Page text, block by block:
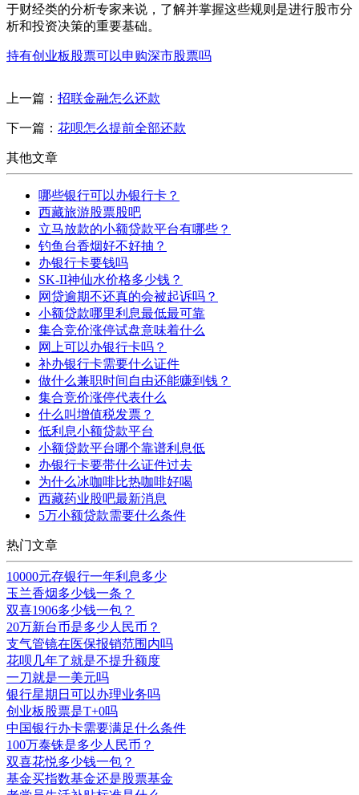
于财经类的分析专家来说，了解并掌握这些规则是进行股市分
析和投资决策的重要基础。
持有创业板股票可以申购深市股票吗
上一篇： 招联金融怎么还款
下一篇： 花呗怎么提前全部还款
其他文章
哪些银行可以办银行卡？
西藏旅游股票股吧
立马放款的小额贷款平台有哪些？
钓鱼台香烟好不好抽？
办银行卡要钱吗
SK-II神仙水价格多少钱？
网贷逾期不还真的会被起诉吗？
小额贷款哪里利息最低最可靠
集合竞价涨停试盘意味着什么
网上可以办银行卡吗？
补办银行卡需要什么证件
做什么兼职时间自由还能赚到钱？
集合竞价涨停代表什么
什么叫增值税发票？
低利息小额贷款平台
小额贷款平台哪个靠谱利息低
办银行卡要带什么证件过去
为什么冰咖啡比热咖啡好喝
西藏药业股吧最新消息
5万小额贷款需要什么条件
热门文章
10000元存银行一年利息多少
玉兰香烟多少钱一条？
双喜1906多少钱一包？
20万新台币是多少人民币？
支气管镜在医保报销范围内吗
花呗几年了就是不提升额度
一刀就是一美元吗
银行星期日可以办理业务吗
创业板股票是T+0吗
中国银行办卡需要满足什么条件
100万泰铢是多少人民币？
双喜花悦多少钱一包？
基金买指数基金还是股票基金